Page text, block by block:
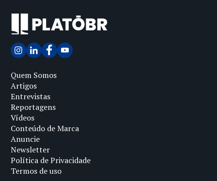
Quem Somos
Artigos
Entrevistas
Reportagens
Vídeos
Conteúdo de Marca
Anuncie
Newsletter
Política de Privacidade
Termos de uso